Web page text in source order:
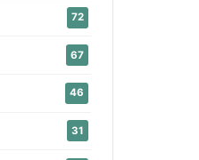
72
67
46
31